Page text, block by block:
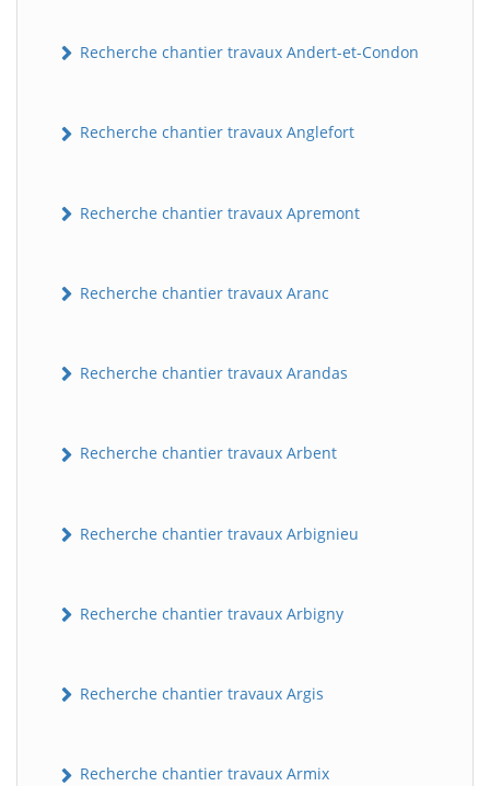
Recherche chantier travaux Andert-et-Condon
Recherche chantier travaux Anglefort
Recherche chantier travaux Apremont
Recherche chantier travaux Aranc
Recherche chantier travaux Arandas
Recherche chantier travaux Arbent
Recherche chantier travaux Arbignieu
Recherche chantier travaux Arbigny
Recherche chantier travaux Argis
Recherche chantier travaux Armix